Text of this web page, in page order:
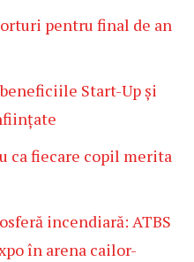
pentru final de an
Start-Up și
ca fiecare copil merita
incendiară: ATBS
în arena cailor-